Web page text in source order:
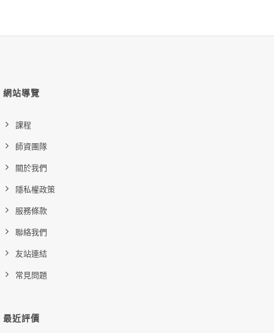
網站導覽
課程
師資團隊
關於我們
隱私權政策
服務條款
聯絡我們
友站連結
常見問題
最近評價